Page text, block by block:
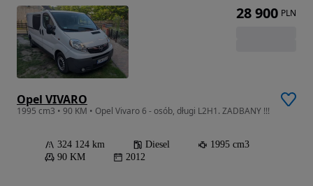
Opel VIVARO
1995 cm3 • 90 KM • Opel Vivaro 6 - osób, długi L2H1. ZADBANY !!!
324 124 km Diesel
1995 cm3
90 KM
2012
28 900 PLN